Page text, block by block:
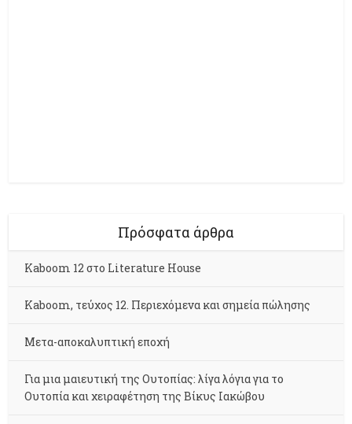
Πρόσφατα άρθρα
Kaboom 12 στο Literature House
Kaboom, τεύχος 12. Περιεχόμενα και σημεία πώλησης
Μετα-αποκαλυπτική εποχή
Για μια μαιευτική της Ουτοπίας: λίγα λόγια για το
Ουτοπία και χειραφέτηση της Βίκυς Ιακώβου